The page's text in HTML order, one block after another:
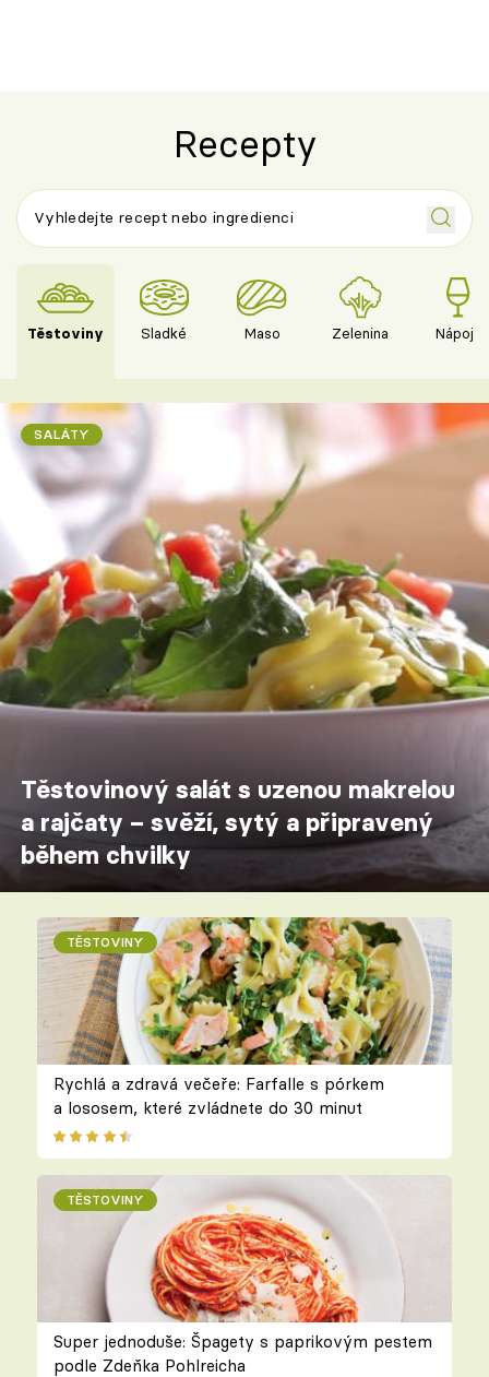
Recepty
Těstoviny Sladké Maso Zelenina Nápoje
SALÁTY
Těstovinový salát s uzenou makrelou
a rajčaty – svěží, sytý a připravený
během chvilky
TĚSTOVINY
Rychlá a zdravá večeře: Farfalle s pórkem
a lososem, které zvládnete do 30 minut
TĚSTOVINY
Super jednoduše: Špagety s paprikovým pestem
podle Zdeňka Pohlreicha